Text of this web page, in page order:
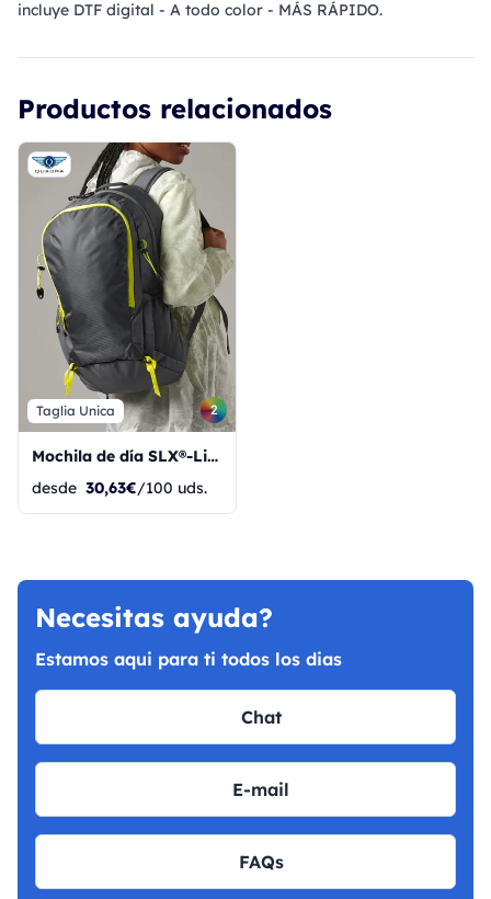
incluye DTF digital - A todo color - MÁS RÁPIDO.
Productos relacionados
Taglia Unica 2
Mochila de día SLX®-Lite de 25 litros
desde 30,63€/100 uds.
Necesitas ayuda?
Estamos aqui para ti todos los dias
Chat
E-mail
FAQs